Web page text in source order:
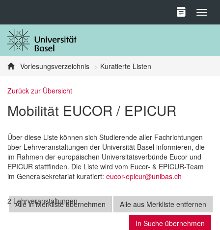
Vorlesungsverzeichnis Kuratierte Listen
Zurück zur Übersicht
Mobilität EUCOR / EPICUR
Über diese Liste können sich Studierende aller Fachrichtungen
über Lehrveranstaltungen der Universität Basel informieren, die
im Rahmen der europäischen Universitätsverbünde Eucor und
EPICUR stattfinden. Die Liste wird vom Eucor- & EPICUR-Team
im Generalsekretariat kuratiert: eucor-epicur@unibas.ch
Alle aus Merkliste entfernen
Alle in Merkliste übernehmen
In Suche übernehmen
2 Lehrveranstaltungen